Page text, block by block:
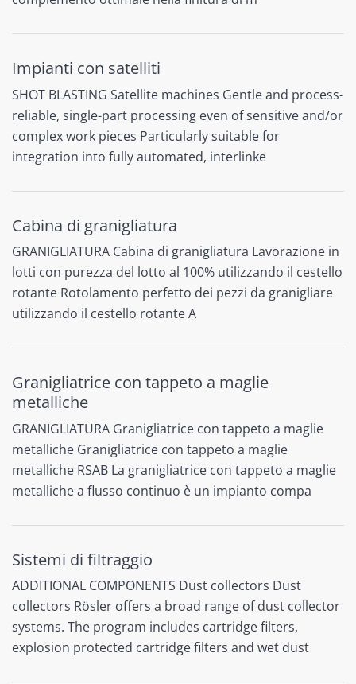
Impianti con satelliti
SHOT BLASTING Satellite machines Gentle and process-
reliable, single-part processing even of sensitive and/or
complex work pieces Particularly suitable for
integration into fully automated, interlinke
Cabina di granigliatura
GRANIGLIATURA Cabina di granigliatura Lavorazione in
lotti con purezza del lotto al 100% utilizzando il cestello
rotante Rotolamento perfetto dei pezzi da granigliare
utilizzando il cestello rotante A
Granigliatrice con tappeto a maglie
metalliche
GRANIGLIATURA Granigliatrice con tappeto a maglie
metalliche Granigliatrice con tappeto a maglie
metalliche RSAB La granigliatrice con tappeto a maglie
metalliche a flusso continuo è un impianto compa
Sistemi di filtraggio
ADDITIONAL COMPONENTS Dust collectors Dust
collectors Rösler offers a broad range of dust collector
systems. The program includes cartridge filters,
explosion protected cartridge filters and wet dust